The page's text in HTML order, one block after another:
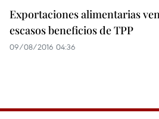
Exportaciones alimentarias
escasos beneficios de TPP
09/08/2016 04:36